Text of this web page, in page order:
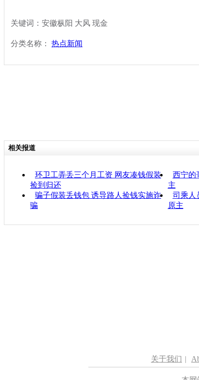
关键词：安徽枞阳 大风 现金
分类名称： 热点新闻
相关报道
环卫工弄丢三个月工资 网友凑钱假装
捡到归还
西宁的
主
骗子假装丢钱包 诱导路人捡钱实施诈
骗
司乘人
原主
关于我们 |